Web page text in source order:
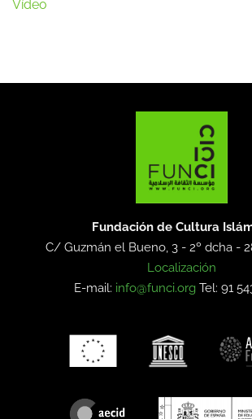
Vídeo
Fundación de Cultura
C/ Guzmán el Bueno, 3 - 2º dcha -
Localización
E-mail: info@funci.org Tel: 91